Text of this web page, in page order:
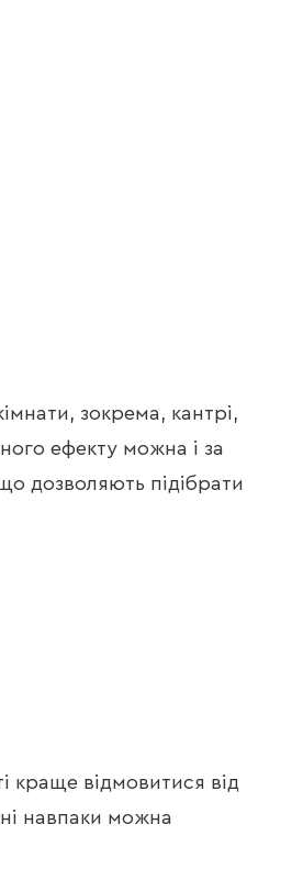
зокрема, кантрі,
ефекту можна і за
дозволяють підібрати
краще відмовитися від
навпаки можна